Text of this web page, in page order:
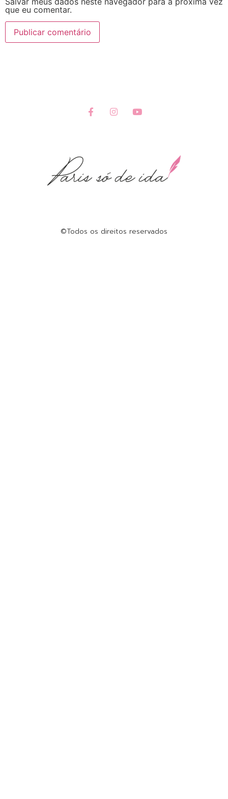
que eu comentar.
©Todos os direitos reservados